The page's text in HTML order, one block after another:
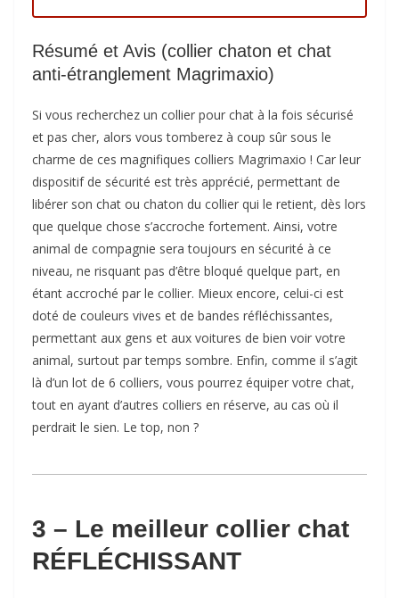
Résumé et Avis (collier chaton et chat
anti-étranglement Magrimaxio)
Si vous recherchez un collier pour chat à la fois sécurisé
et pas cher, alors vous tomberez à coup sûr sous le
charme de ces magnifiques colliers Magrimaxio ! Car leur
dispositif de sécurité est très apprécié, permettant de
libérer son chat ou chaton du collier qui le retient, dès lors
que quelque chose s’accroche fortement. Ainsi, votre
animal de compagnie sera toujours en sécurité à ce
niveau, ne risquant pas d’être bloqué quelque part, en
étant accroché par le collier. Mieux encore, celui-ci est
doté de couleurs vives et de bandes réfléchissantes,
permettant aux gens et aux voitures de bien voir votre
animal, surtout par temps sombre. Enfin, comme il s’agit
là d’un lot de 6 colliers, vous pourrez équiper votre chat,
tout en ayant d’autres colliers en réserve, au cas où il
perdrait le sien. Le top, non ?
3 – Le meilleur collier chat
RÉFLÉCHISSANT